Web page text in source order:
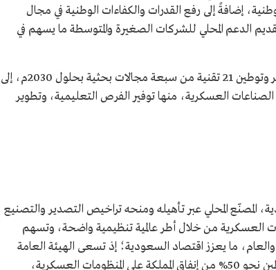
إضافةً إلى رفع القدرات والكفاءات الوطنية في مجال
الدعم المحلي للشركات الصغيرة والمتوسطة ما يسهم في
وتسعى استراتيجية قطاع الصناعات العسكرية إلى تطوير وتوطين 21 تقنية من سبعة مجالات بحثية بحلول 2030م، إلى
العسكرية، منها توفير الفرص التعليمية، وتطوير
المصنّع المحلي عبر تأهيله ومنحه تراخيص التصدير والتصنيع
العسكرية من خلال أطر عالمية تنظيمية واضحة، وتسهم
ما يعزز اقتصاد السعودية؛ إذ تسعى الهيئة العامة
للصناعات العسكرية من خلال 11 مجالًا صناعيًّا إلى توطين نحو 50% من إنفاق المملكة على المنظومات العسكرية،